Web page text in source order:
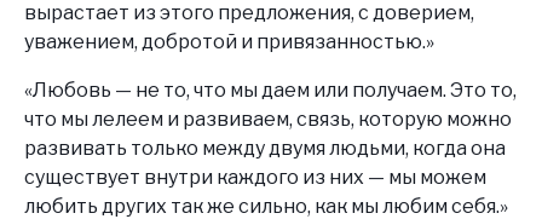
вырастает из этого предложения, с доверием,
уважением, добротой и привязанностью.»
«Любовь — не то, что мы даем или получаем. Это то,
что мы лелеем и развиваем, связь, которую можно
развивать только между двумя людьми, когда она
существует внутри каждого из них — мы можем
любить других так же сильно, как мы любим себя.»